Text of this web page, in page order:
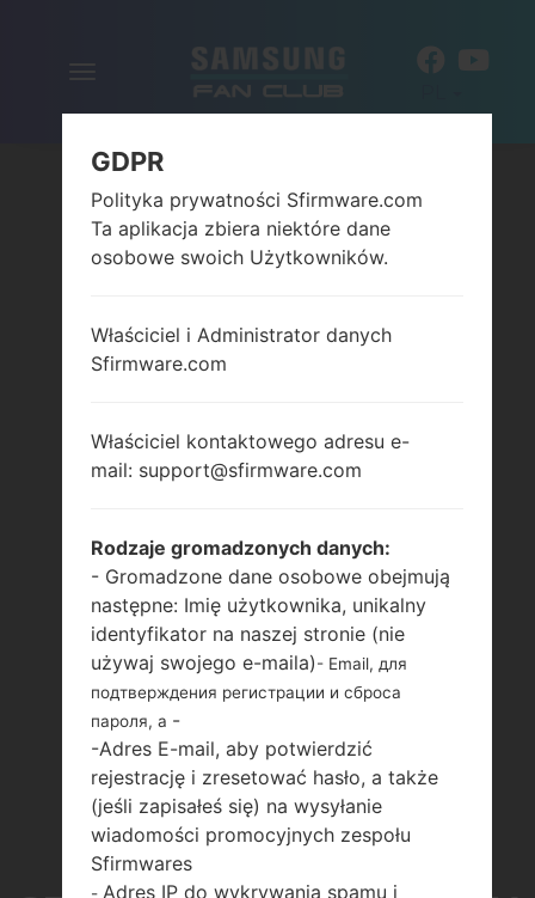
GDPR
Polityka prywatności Sfirmware.com
Ta aplikacja zbiera niektóre dane
osobowe swoich Użytkowników.
Właściciel i Administrator danych
Sfirmware.com
Właściciel kontaktowego adresu e-
mail: support@sfirmware.com
Rodzaje gromadzonych danych:
- Gromadzone dane osobowe obejmują
następne: Imię użytkownika, unikalny
identyfikator na naszej stronie (nie
używaj swojego e-maila)- Email, для
подтверждения регистрации и сброса
пароля, а -
-Adres E-mail, aby potwierdzić
rejestrację i zresetować hasło, a także
(jeśli zapisałeś się) na wysyłanie
wiadomości promocyjnych zespołu
Sfirmwares
- Adres IP do wykrywania spamu i